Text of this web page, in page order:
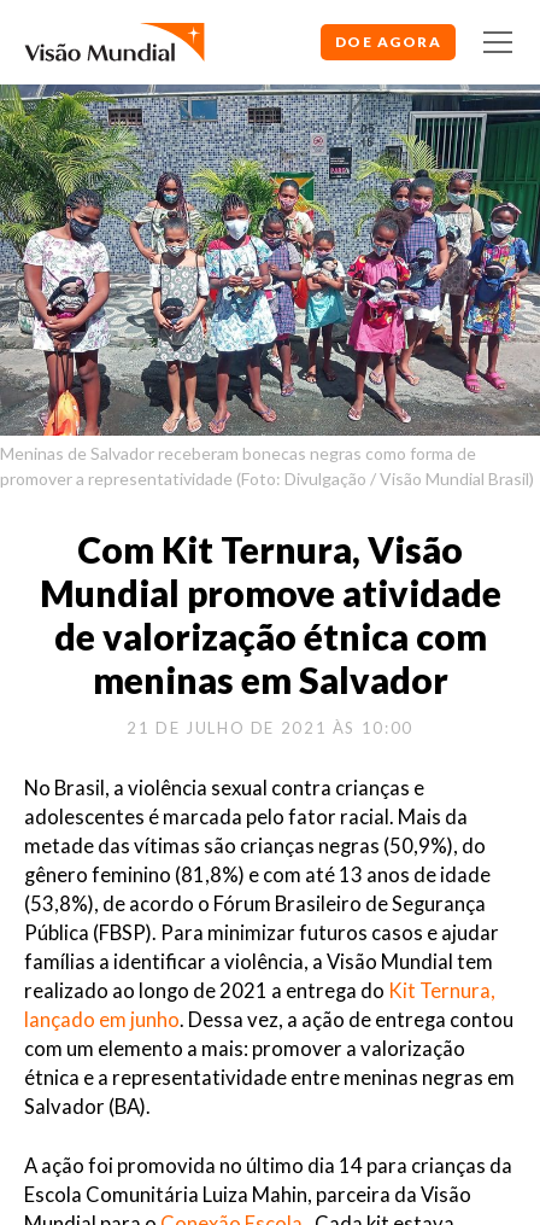
DOE AGORA
Meninas de Salvador receberam bonecas negras como forma de
promover a representatividade (Foto: Divulgação / Visão Mundial Brasil)
Com Kit Ternura, Visão
Mundial promove atividade
de valorização étnica com
meninas em Salvador
21 DE JULHO DE 2021 ÀS 10:00
No Brasil, a violência sexual contra crianças e
adolescentes é marcada pelo fator racial. Mais da
metade das vítimas são crianças negras (50,9%), do
gênero feminino (81,8%) e com até 13 anos de idade
(53,8%), de acordo o Fórum Brasileiro de Segurança
Pública (FBSP). Para minimizar futuros casos e ajudar
famílias a identificar a violência, a Visão Mundial tem
realizado ao longo de 2021 a entrega do Kit Ternura,
lançado em junho. Dessa vez, a ação de entrega contou
com um elemento a mais: promover a valorização
étnica e a representatividade entre meninas negras em
Salvador (BA).
A ação foi promovida no último dia 14 para crianças da
Escola Comunitária Luiza Mahin, parceira da Visão